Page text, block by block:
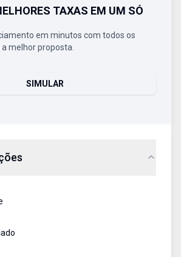
TAXAS EM UM SÓ
em minutos com todos os
melhor proposta.
SIMULAR